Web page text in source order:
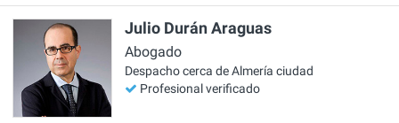
Julio Durán Araguas
Abogado
Despacho cerca de Almería ciudad
Profesional verificado